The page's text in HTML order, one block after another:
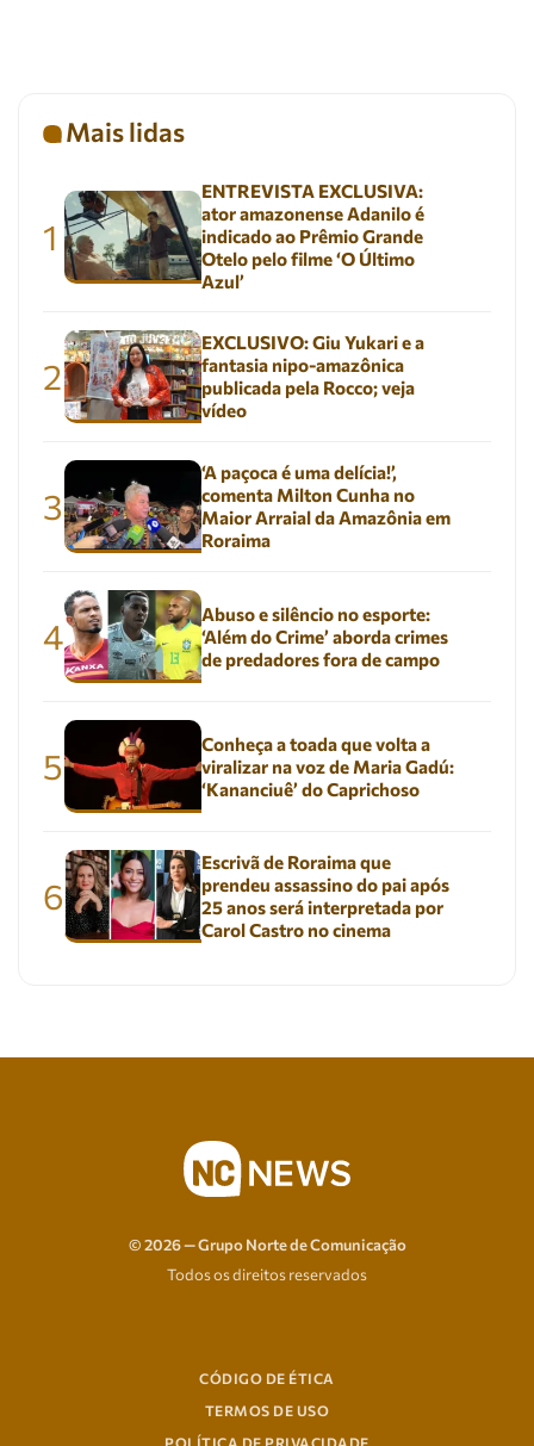
Mais lidas
1
ENTREVISTA EXCLUSIVA:
ator amazonense Adanilo é
indicado ao Prêmio Grande
Otelo pelo filme ‘O Último
Azul’
2
EXCLUSIVO: Giu Yukari e a
fantasia nipo-amazônica
publicada pela Rocco; veja
vídeo
3
‘A paçoca é uma delícia!’,
comenta Milton Cunha no
Maior Arraial da Amazônia em
Roraima
4
Abuso e silêncio no esporte:
‘Além do Crime’ aborda crimes
de predadores fora de campo
5
Conheça a toada que volta a
viralizar na voz de Maria Gadú:
‘Kananciuê’ do Caprichoso
6
Escrivã de Roraima que
prendeu assassino do pai após
25 anos será interpretada por
Carol Castro no cinema
© 2026 — Grupo Norte de Comunicação
Todos os direitos reservados
CÓDIGO DE ÉTICA
TERMOS DE USO
POLÍTICA DE PRIVACIDADE